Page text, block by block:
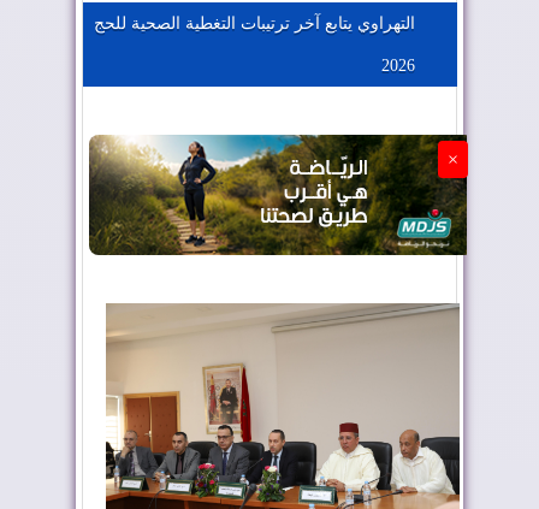
الجزائر تستسلم لفرنسا
التهراوي يتابع آخر ترتيبات التغطية الصحية للحج
2026
×